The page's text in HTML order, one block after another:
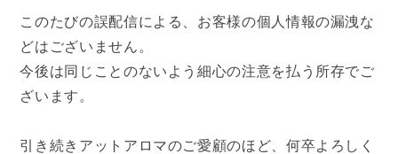
このたびの誤配信による、お客様の個人情報の漏洩な
どはございません。
今後は同じことのないよう細心の注意を払う所存でご
ざいます。
引き続きアットアロマのご愛顧のほど、何卒よろしく